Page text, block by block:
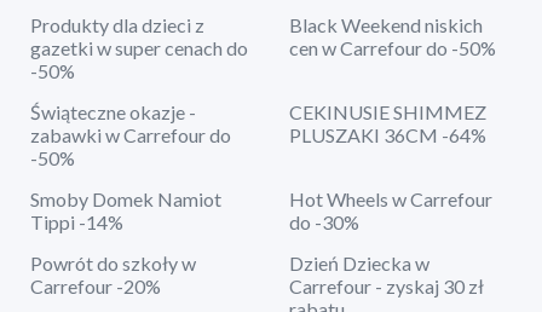
Produkty dla dzieci z
gazetki w super cenach do
-50%
Black Weekend niskich
cen w Carrefour do -50%
Świąteczne okazje -
zabawki w Carrefour do
-50%
CEKINUSIE SHIMMEZ
PLUSZAKI 36CM -64%
Smoby Domek Namiot
Tippi -14%
Hot Wheels w Carrefour
do -30%
Powrót do szkoły w
Carrefour -20%
Dzień Dziecka w
Carrefour - zyskaj 30 zł